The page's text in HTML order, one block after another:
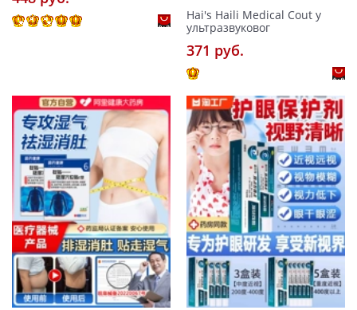
Hai's Haili Medical Cout у
ультразвуковог
371 pуб.